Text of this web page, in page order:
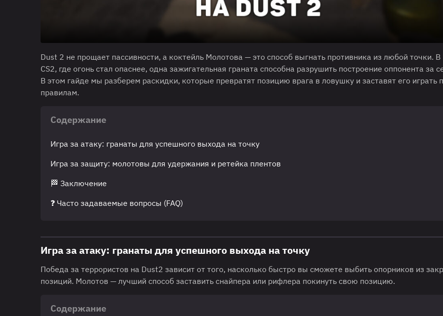
Dust 2 не прощает пассивности, а коктейль Молотова — это способ выгнать противника из любой точки. В
CS2, где огонь стал опаснее, одна зажигательная граната способна разрушить построение оппонента за
В этом гайде мы разберем раскидки, которые превратят позицию врага в ловушку и заставят его играть
правилам.
Содержание
Игра за атаку: гранаты для успешного выхода на точку
Игра за защиту: молотовы для удержания и ретейка плентов
🏁 Заключение
❓ Часто задаваемые вопросы (FAQ)
Игра за атаку: гранаты для успешного выхода на точку
Победа за террористов на Dust2 зависит от того, насколько быстро вы сможете выбить опорников из
позиций. Молотов — лучший способ заставить снайпера или рифлера покинуть свою позицию.
Содержание